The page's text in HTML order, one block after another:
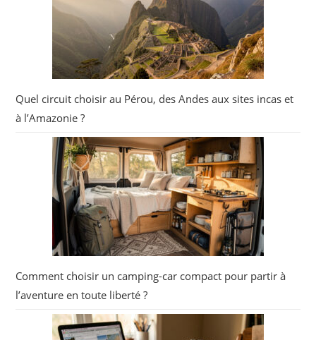
Quel circuit choisir au Pérou, des Andes aux sites incas et
à l’Amazonie ?
Comment choisir un camping-car compact pour partir à
l’aventure en toute liberté ?